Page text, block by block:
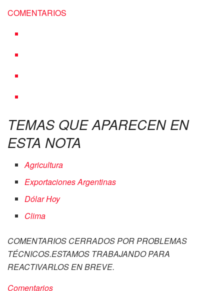
COMENTARIOS
TEMAS QUE APARECEN EN
ESTA NOTA
Agricultura
Exportaciones Argentinas
Dólar Hoy
Clima
COMENTARIOS CERRADOS POR PROBLEMAS
TÉCNICOS.ESTAMOS TRABAJANDO PARA
REACTIVARLOS EN BREVE.
Comentarios